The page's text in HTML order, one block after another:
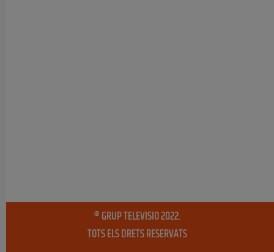
® GRUP TELEVISIO 2022.
TOTS ELS DRETS RESERVATS